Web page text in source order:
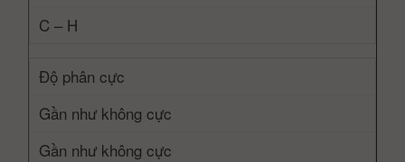
C – H
Độ phân cực
Gần như không cực
Gần như không cực